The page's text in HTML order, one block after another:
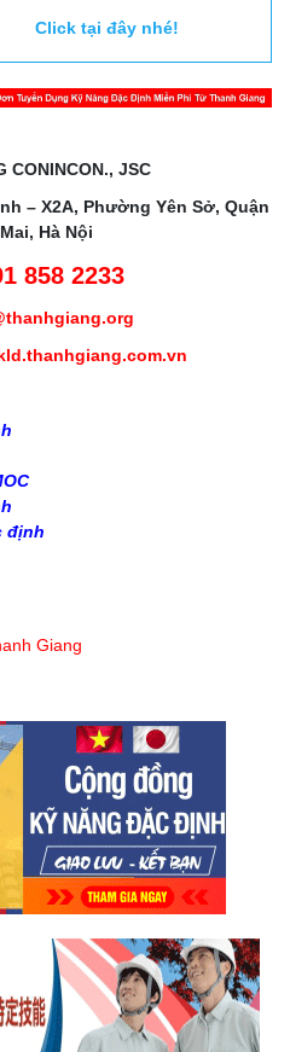
Click tại đây nhé!
CONINCON., JSC
– X2A, Phường Yên Sở, Quận
Hà Nội
858 2233
định
Giang